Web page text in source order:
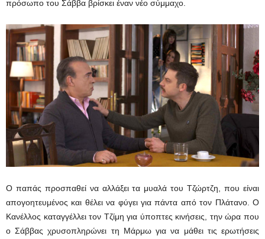
πρόσωπο του Σάββα βρίσκει έναν νέο σύμμαχο.
Ο παπάς προσπαθεί να αλλάξει τα μυαλά του Τζώρτζη, που είναι
απογοητευμένος και θέλει να φύγει για πάντα από τον Πλάτανο. Ο
Κανέλλος καταγγέλλει τον Τζίμη για ύποπτες κινήσεις, την ώρα που
ο Σάββας χρυσοπληρώνει τη Μάρμω για να μάθει τις ερωτήσεις